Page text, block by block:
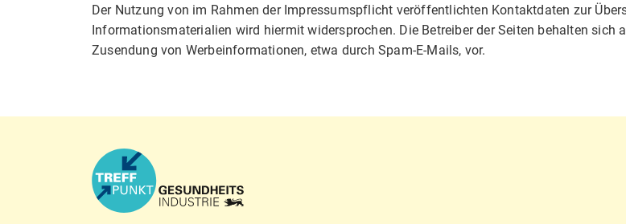
Der Nutzung von im Rahmen der Impressumspflicht veröffentlichten Kontaktdaten zur
Informationsmaterialien wird hiermit widersprochen. Die Betreiber der Seiten behalten
Zusendung von Werbeinformationen, etwa durch Spam-E-Mails, vor.